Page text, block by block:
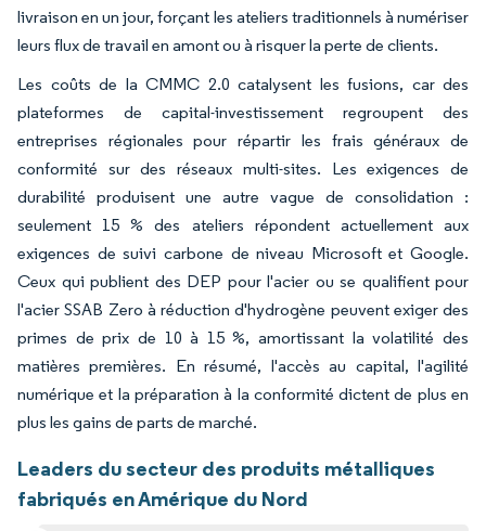
livraison en un jour, forçant les ateliers traditionnels à numériser
leurs flux de travail en amont ou à risquer la perte de clients.
Les coûts de la CMMC 2.0 catalysent les fusions, car des
plateformes de capital-investissement regroupent des
entreprises régionales pour répartir les frais généraux de
conformité sur des réseaux multi-sites. Les exigences de
durabilité produisent une autre vague de consolidation :
seulement 15 % des ateliers répondent actuellement aux
exigences de suivi carbone de niveau Microsoft et Google.
Ceux qui publient des DEP pour l'acier ou se qualifient pour
l'acier SSAB Zero à réduction d'hydrogène peuvent exiger des
primes de prix de 10 à 15 %, amortissant la volatilité des
matières premières. En résumé, l'accès au capital, l'agilité
numérique et la préparation à la conformité dictent de plus en
plus les gains de parts de marché.
Leaders du secteur des produits métalliques
fabriqués en Amérique du Nord